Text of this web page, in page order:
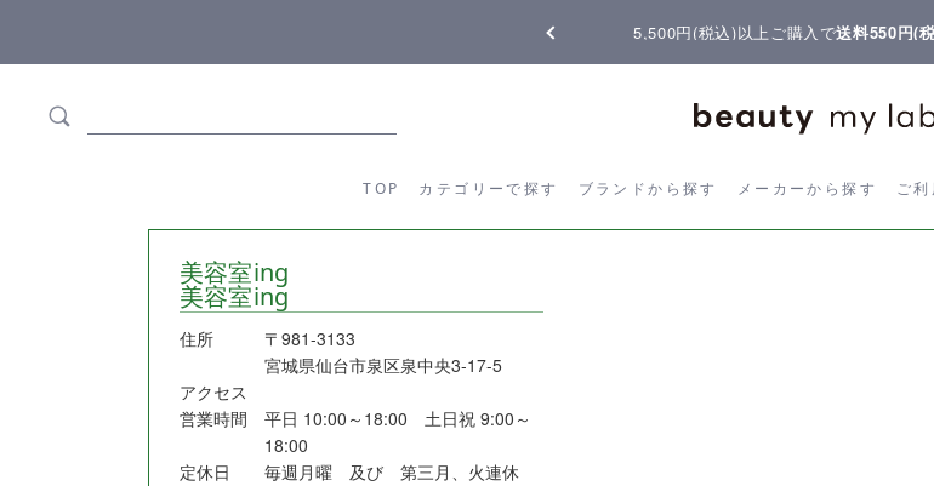
5,500円(税込)以上ご購入で送料550円(
TOP カテゴリーで探す ブランドから探す メーカーから探す ご
カテゴリーから探す ブランドから探す メーカーから探す
美容室ing
美容室ing
住所
〒981-3133
宮城県仙台市泉区泉中央3-17-5
アクセス
営業時間
平日 10:00～18:00 土日祝 9:00～
18:00
定休日
毎週月曜 及び 第三月、火連休